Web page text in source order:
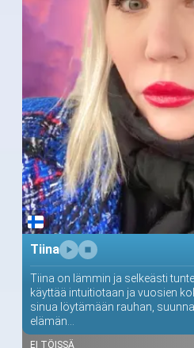
Tiina
Tiina on lämmin ja selkeästi
käyttää intuitiotaan ja vuosien
sinua löytämään rauhan,
elämän...
EI TÖISSÄ